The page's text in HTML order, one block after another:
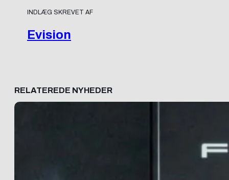
INDLÆG SKREVET AF
Evision
RELATEREDE NYHEDER